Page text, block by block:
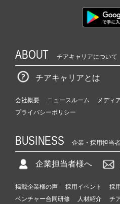
ABOUT チアキャリアについて
チアキャリアとは
会社概要 ニュースルーム
メディ
プライバシーポリシー
BUSINESS 企業・採用担当
企業担当者様へ
掲載企業様の声 採用イベント 採
ベンチャー合同研修
人材紹介 チ